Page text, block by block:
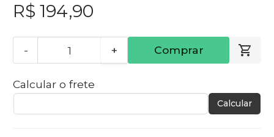
R$ 194,90
- + Comprar
Calcular o frete
Calcular